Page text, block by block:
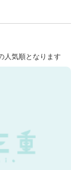
人気順となります